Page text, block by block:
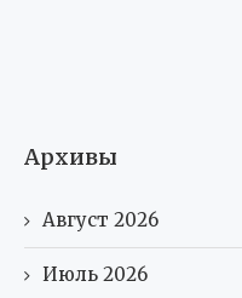
Архивы
Август 2026
Июль 2026